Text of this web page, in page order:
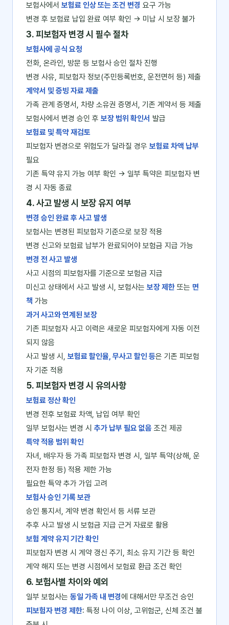
보험사에서 보험료 인상 또는 조건 변경 요구 가능
변경 후 보험료 납입 완료 여부 확인 → 미납 시 보장 불가
3. 피보험자 변경 시 필수 절차
보험사에 공식 요청
전화, 온라인, 방문 등 보험사 승인 절차 진행
변경 사유, 피보험자 정보(주민등록번호, 운전면허 등) 제출
계약서 및 증빙 자료 제출
가족 관계 증명서, 차량 소유권 증명서, 기존 계약서 등 제출
보험사에서 변경 승인 후 보장 범위 확인서 발급
보험료 및 특약 재검토
피보험자 변경으로 위험도가 달라질 경우 보험료 차액 납부
필요
기존 특약 유지 가능 여부 확인 → 일부 특약은 피보험자 변
경 시 자동 종료
4. 사고 발생 시 보장 유지 여부
변경 승인 완료 후 사고 발생
보험사는 변경된 피보험자 기준으로 보장 적용
변경 신고와 보험료 납부가 완료되어야 보험금 지급 가능
변경 전 사고 발생
사고 시점의 피보험자를 기준으로 보험금 지급
미신고 상태에서 사고 발생 시, 보험사는 보장 제한 또는 면
책 가능
과거 사고와 연계된 보장
기존 피보험자 사고 이력은 새로운 피보험자에게 자동 이전
되지 않음
사고 발생 시, 보험료 할인율, 무사고 할인 등은 기존 피보험
자 기준 적용
5. 피보험자 변경 시 유의사항
보험료 정산 확인
변경 전후 보험료 차액, 납입 여부 확인
일부 보험사는 변경 시 추가 납부 필요 없음 조건 제공
특약 적용 범위 확인
자녀, 배우자 등 가족 피보험자 변경 시, 일부 특약(상해, 운
전자 한정 등) 적용 제한 가능
필요한 특약 추가 가입 고려
보험사 승인 기록 보관
승인 통지서, 계약 변경 확인서 등 서류 보관
추후 사고 발생 시 보험금 지급 근거 자료로 활용
보험 계약 유지 기간 확인
피보험자 변경 시 계약 갱신 주기, 최소 유지 기간 등 확인
계약 해지 또는 변경 시점에서 보험료 환급 조건 확인
6. 보험사별 차이와 예외
일부 보험사는 동일 가족 내 변경에 대해서만 무조건 승인
피보험자 변경 제한: 특정 나이 이상, 고위험군, 신체 조건 불